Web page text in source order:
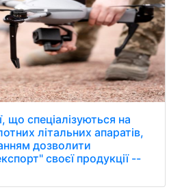
що спеціалізуються на
літальних апаратів,
дозволити
своєї продукції --